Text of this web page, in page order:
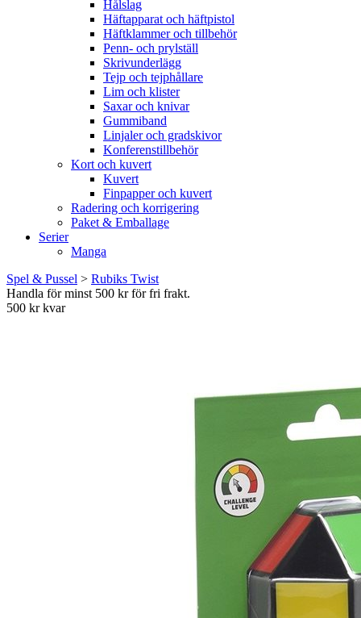
Hålslag
Häftapparat och häftpistol
Häftklammer och tillbehör
Penn- och prylställ
Skrivunderlägg
Tejp och tejphållare
Lim och klister
Saxar och knivar
Gummiband
Linjaler och gradskivor
Konferenstillbehör
Kort och kuvert
Kuvert
Finpapper och kuvert
Radering och korrigering
Paket & Emballage
Serier
Manga
Spel & Pussel > Rubiks Twist
Handla för minst 500 kr för fri frakt.
500 kr kvar